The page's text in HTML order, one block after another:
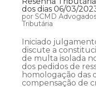
dos dias 06/03/
por SCMD
Tributária
Iniciado
discute a
de multa isolada
dos pedidos de
homologação das
compensação de